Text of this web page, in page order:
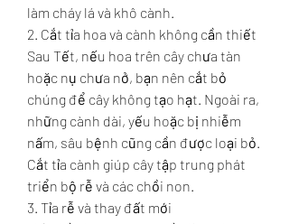
làm cháy lá và khô cành.
2. Cắt tỉa hoa và cành không cần thiết
Sau Tết, nếu hoa trên cây chưa tàn
hoặc nụ chưa nở, bạn nên cắt bỏ
chúng để cây không tạo hạt. Ngoài ra,
những cành dài, yếu hoặc bị nhiễm
nấm, sâu bệnh cũng cần được loại bỏ.
Cắt tỉa cành giúp cây tập trung phát
triển bộ rễ và các chồi non.
3. Tỉa rễ và thay đất mới